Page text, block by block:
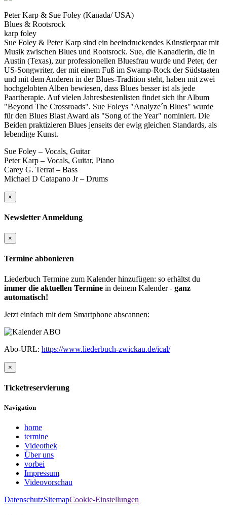
Peter Karp & Sue Foley (Kanada/ USA)
Blues & Rootsrock
karp foley
Sue Foley & Peter Karp sind ein beeindruckendes Künstlerpaar mit
Musik zwischen Blues und Rootsrock. Sue, die Kanadierin, die in
Austin (Texas), zur professionellen Bluesfrau wurde und Peter, der
US-Songwriter, der mit einem Fuß im Swamp-Rock der Südstaaten
und mit dem Anderen in der Blues-Tradition steht, haben mit zwei
hochgelobten Alben bewiesen, dass Blues besser ist als jede
Paartherapie. Auf vielen Jahresbestenlisten findet sich ihr Album
"Beyond The Crossroads". Sue Foleys "Analyze´n Blues" wurde
für den Blues Blast Award als "Song of the Year" nominiert. Die
Beiden praktizieren Blues jenseits der ewig gleichen Standards, als
lebendige Kunst.
Sue Foley – Vocals, Guitar
Peter Karp – Vocals, Guitar, Piano
Carey G. Terrat – Bass
Michael D Catapano Jr – Drums
×
Newsletter Anmeldung
×
Termine abbonieren
Liederbuch Termine zum Kalender hinzufügen: so erhältst du
immer die aktuellen Termine in deinem Kalender - ganz
automatisch!
Jetzt einfach mit dem Smartphone abscannen:
Abo-URL: https://www.liederbuch-zwickau.de/ical/
×
Ticketreservierung
Navigation
home
termine
Videothek
Über uns
vorbei
Impressum
Videovorschau
DatenschutzSitemapCookie-Einstellungen